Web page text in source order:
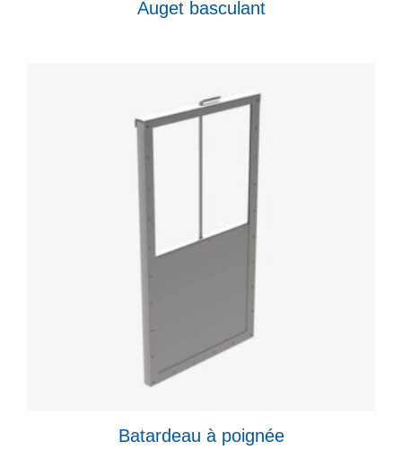
Auget basculant
Batardeau à poignée